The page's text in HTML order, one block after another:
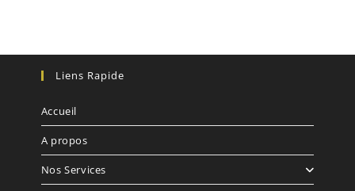
Liens Rapide
Accueil
A propos
Nos Services